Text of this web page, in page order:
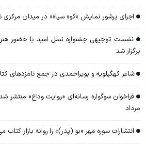
اجرای پرشور نمایش «کوه سیاه» در میدان
نشست توجیهی جشنواره نسل امید با حضور
برگزار شد
شاعر کهگیلویه و بویراحمدی در جمع نامزدهای
مرداد
انتشارات سوره مهر «بو (پدر)» را روانه بازار کتاب